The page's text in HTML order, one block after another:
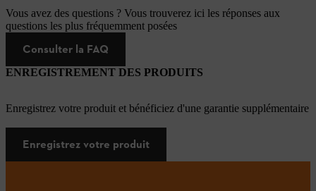
Vous avez des questions ? Vous trouverez ici les réponses aux
questions les plus fréquemment posées
Consulter la FAQ
ENREGISTREMENT DES PRODUITS
Enregistrez votre produit et bénéficiez d'une garantie supplémentaire
Enregistrez votre produit